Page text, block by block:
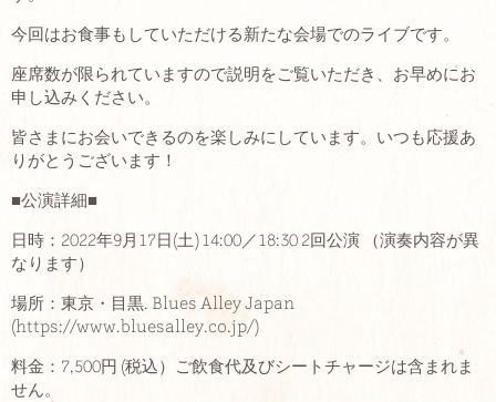
今回はお食事もしていただける新たな会場でのライブです。
座席数が限られていますので説明をご覧いただき、お早めにお
申し込みください。
皆さまにお会いできるのを楽しみにしています。いつも応援あ
りがとうございます！
■公演詳細■
日時：2022年9月17日(土) 14:00／18:30 2回公演 （演奏内容が異
なります）
場所：東京・目黒. Blues Alley Japan
(https://www.bluesalley.co.jp/)
料金：7,500円 (税込）ご飲食代及びシートチャージは含まれま
せん。